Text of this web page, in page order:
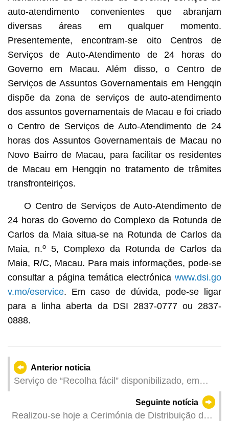
auto-atendimento convenientes que abranjam
diversas áreas em qualquer momento.
Presentemente, encontram-se oito Centros de
Serviços de Auto-Atendimento de 24 horas do
Governo em Macau. Além disso, o Centro de
Serviços de Assuntos Governamentais em Hengqin
dispõe da zona de serviços de auto-atendimento
dos assuntos governamentais de Macau e foi criado
o Centro de Serviços de Auto-Atendimento de 24
horas dos Assuntos Governamentais de Macau no
Novo Bairro de Macau, para facilitar os residentes
de Macau em Hengqin no tratamento de trâmites
transfronteiriços.
O Centro de Serviços de Auto-Atendimento de
24 horas do Governo do Complexo da Rotunda de
Carlos da Maia situa-se na Rotunda de Carlos da
Maia, n.o
5, Complexo da Rotunda de Carlos da
Maia, R/C, Macau. Para mais informações, pode-se
consultar a página temática electrónicawww.dsi.go
v.mo/eservice. Em caso de dúvida, pode-se ligar
para a linha aberta da DSI 2837-0777 ou 2837-
0888.
Anterior notícia
Serviço de “Recolha fácil” disponibilizado, em
todos Centros de Serviços de Auto-Atendimento
Seguinte notícia
Realizou-se hoje a Cerimónia de Distribuição de